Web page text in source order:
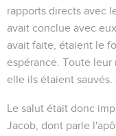
rapports directs avec
avait conclue avec
avait faite, étaient le
espérance. Toute
elle ils étaient sauvés.
Le salut était donc
Jacob, dont parle